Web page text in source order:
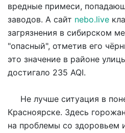
вредные примеси,
заводов. А сайт nebo.live
загрязнения в сибирском
"опасный", отметив его
это значение в районе
достигало 235 AQI.
Не лучше ситуация в
Красноярске. Здесь
на проблемы со здоровьем